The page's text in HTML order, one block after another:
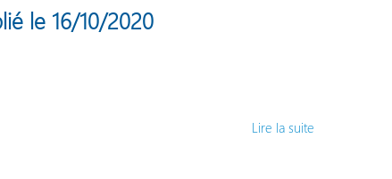
le 16/10/2020
Lire la suite